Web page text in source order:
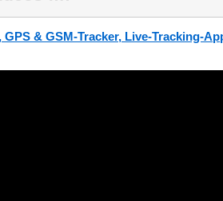
& GSM-Tracker, Live-Tracking-